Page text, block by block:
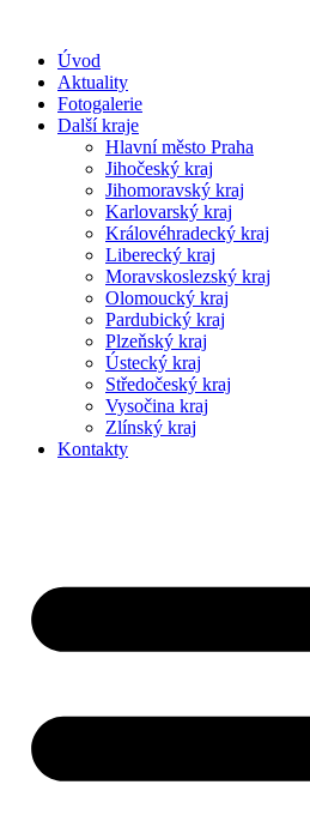
Úvod
Aktuality
Fotogalerie
Další kraje
Hlavní město Praha
Jihočeský kraj
Jihomoravský kraj
Karlovarský kraj
Královéhradecký kraj
Liberecký kraj
Moravskoslezský kraj
Olomoucký kraj
Pardubický kraj
Plzeňský kraj
Ústecký kraj
Středočeský kraj
Vysočina kraj
Zlínský kraj
Kontakty